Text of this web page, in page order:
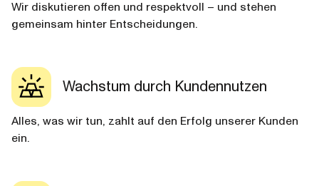
Wir diskutieren offen und respektvoll – und stehen
gemeinsam hinter Entscheidungen.
Wachstum durch Kundennutzen
Alles, was wir tun, zahlt auf den Erfolg unserer Kunden
ein.